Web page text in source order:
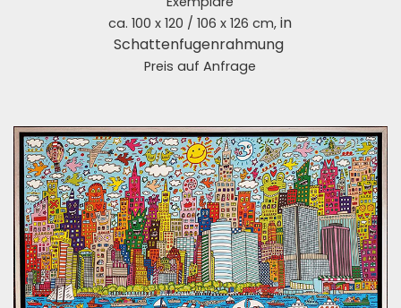
ca. 100 x 120 / 106 x 126 cm,in
Schattenfugenrahmung
Preis auf Anfrage